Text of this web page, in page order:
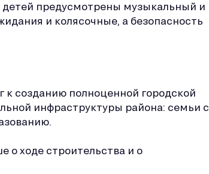
детей предусмотрены музыкальный и
и колясочные, а безопасность
к созданию полноценной городской
инфраструктуры района: семьи с
о ходе строительства и о